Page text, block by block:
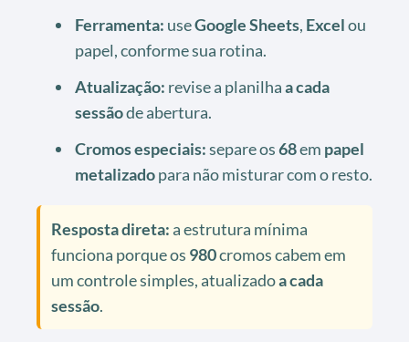
Ferramenta: useGoogle Sheets, Excelou
papel, conforme sua rotina.
Atualização: revise a planilhaa cada
sessãode abertura.
Cromos especiais:separe os68em papel
metalizadopara não misturar com o resto.
Resposta direta:a estrutura mínima
funciona porque os 980cromos cabem em
um controle simples, atualizadoa cada
sessão.